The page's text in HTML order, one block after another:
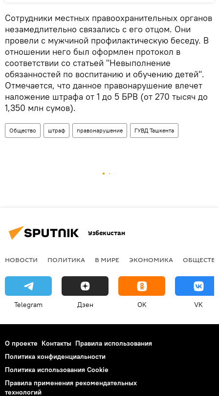
Сотрудники местных правоохранительных органов
незамедлительно связались с его отцом. Они
провели с мужчиной профилактическую беседу. В
отношении него был оформлен протокол в
соответствии со статьей "Невыполнение
обязанностей по воспитанию и обучению детей".
Отмечается, что данное правонарушение влечет
наложение штрафа от 1 до 5 БРВ (от 270 тысяч до
1,350 млн сумов).
Общество штраф правонарушение ГУВД Ташкента
Узбекистан
НОВОСТИ ПОЛИТИКА В МИРЕ ЭКОНОМИКА
Telegram Дзен OK VK
О проекте Контакты Правила использования
Политика конфиденциальности
Политика использования Cookie
Правила применения рекомендательных
технологий